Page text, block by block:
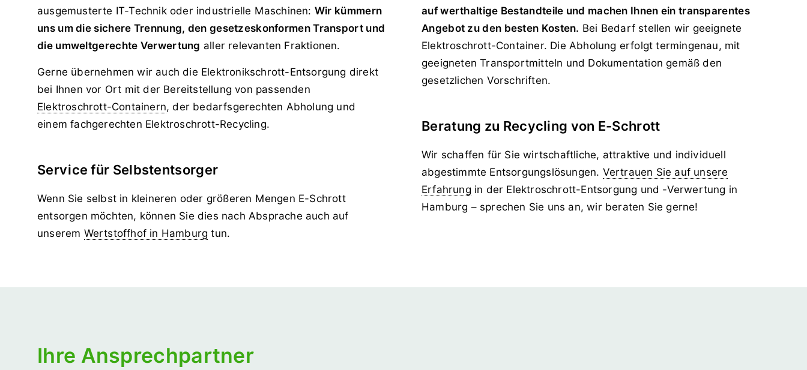
ausgemusterte IT-Technik oder industrielle Maschinen: Wir kümmern
uns um die sichere Trennung, den gesetzes­konformen Transport und
die umweltgerechte Verwertung aller relevanten Fraktionen.
Gerne übernehmen wir auch die Elektronikschrott-Entsorgung direkt
bei Ihnen vor Ort mit der Bereitstellung von passenden
Elektroschrott-Containern, der bedarfsgerechten Abholung und
einem fachgerechten Elektroschrott-Recycling.
Service für Selbstentsorger
Wenn Sie selbst in kleineren oder größeren Mengen E-Schrott
entsorgen möchten, können Sie dies nach Absprache auch auf
unserem Wertstoffhof in Hamburg tun.
auf werthaltige Bestandteile und machen Ihnen ein transparentes
Angebot zu den besten Kosten. Bei Bedarf stellen wir geeignete
Elektroschrott-Container. Die Abholung erfolgt termingenau, mit
geeigneten Transportmitteln und Dokumentation gemäß den
gesetzlichen Vorschriften.
Beratung zu Recycling von E-Schrott
Wir schaffen für Sie wirtschaftliche, attraktive und individuell
abgestimmte Entsorgungslösungen. Vertrauen Sie auf unsere
Erfahrung in der Elektroschrott-Entsorgung und -Verwertung in
Hamburg – sprechen Sie uns an, wir beraten Sie gerne!
Ihre Ansprechpartner